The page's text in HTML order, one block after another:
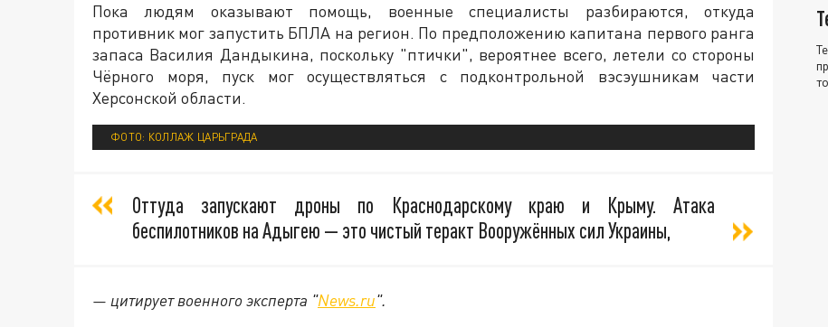
Пока людям оказывают помощь, военные специалисты разбираются, откуда
противник мог запустить БПЛА на регион. По предположению капитана первого ранга
запаса Василия Дандыкина, поскольку "птички", вероятнее всего, летели со стороны
Чёрного моря, пуск мог осуществляться с подконтрольной вэсэушникам части
Херсонской области.
ФОТО: КОЛЛАЖ ЦАРЬГРАДА
Оттуда запускают дроны по Краснодарскому краю и Крыму. Атака
беспилотников на Адыгею — это чистый теракт Вооружённых сил Украины,
— цитирует военного эксперта "News.ru".